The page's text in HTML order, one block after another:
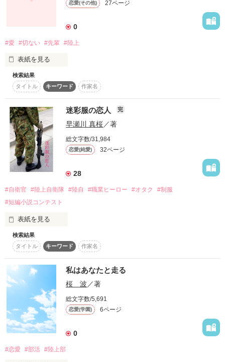
私が恋した
センパイへの想いです
――――――――――
初めての作品なので
文や表現が上手く
できないかも
知れませんが
読んでコメント
いただけたら幸いです
恋愛(その他) 27ページ
0
#愛 #切ない #先輩 #陸上
表紙を見る
もう会えない
そんなの
いくら時間があったって
理解なんてできないよ・・・
でも
信じていれば
いつか会える
想いは届くと
信じているよ・・
検索結果
タイトル
キーワード 作家名
迷彩服の恋人 完
早瀬川 真桜／著
総文字数/31,984
恋愛(純愛) 32ページ
28
#自衛官 #陸上自衛隊 #陸自 #職業ヒーロー #オタク
#制服
#短編小説コンテスト
表紙を見る
〝恋人〟は専ら【芸能人】か【２次元男子】
過去を払拭できない〝色恋沙汰苦手OL〟
望月 都 -Mochizuki Miyako- (29)
車と武器が〝恋人〟で職場に出会いは皆無！？
都を助けた〝心優しき自衛官〟
土岐 真矢 -Toki Shinya- (32)
テーマ『職業ヒーロー』エントリー作品
検索結果
タイトル
キーワード 作家名
私はあなたと走る
桜 波／著
総文字数/5,691
恋愛(学園) 6ページ
0
#恋愛 #部活 #陸上部